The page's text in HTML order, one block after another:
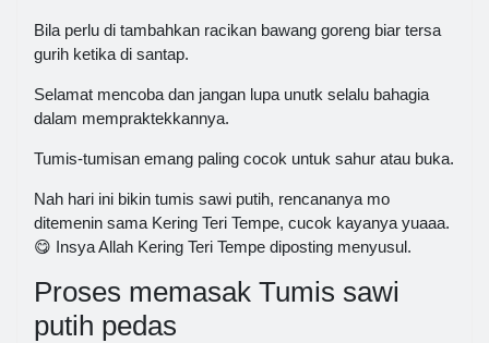
Bila perlu di tambahkan racikan bawang goreng biar tersa
gurih ketika di santap.
Selamat mencoba dan jangan lupa unutk selalu bahagia
dalam mempraktekkannya.
Tumis-tumisan emang paling cocok untuk sahur atau buka.
Nah hari ini bikin tumis sawi putih, rencananya mo
ditemenin sama Kering Teri Tempe, cucok kayanya yuaaa.
😋 Insya Allah Kering Teri Tempe diposting menyusul.
Proses memasak Tumis sawi
putih pedas